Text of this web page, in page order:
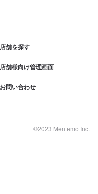
店舗を探す
店舗様向け管理画面
お問い合わせ
©2023 Mentemo Inc.